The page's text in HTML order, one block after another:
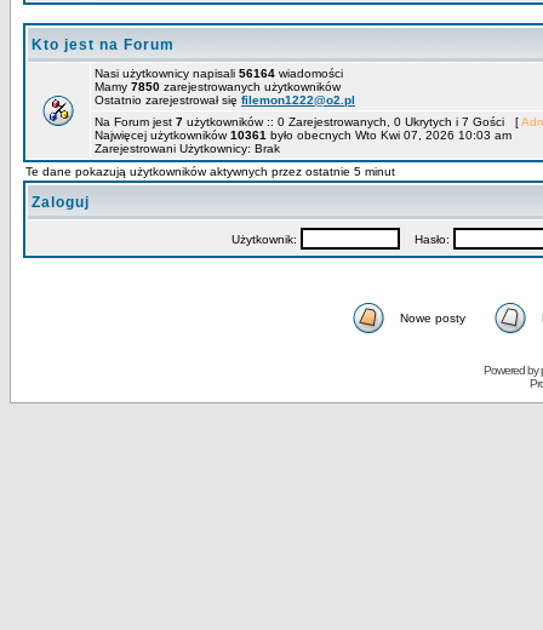
Kto jest na Forum
Nasi użytkownicy napisali 56164 wiadomości
Mamy 7850 zarejestrowanych użytkowników
Ostatnio zarejestrował się filemon1222@o2.pl
Na Forum jest 7 użytkowników :: 0 Zarejestrowanych, 0 Ukrytych i 7 Gości [
Najwięcej użytkowników10361 było obecnych Wto Kwi 07, 2026 10:03 am
Zarejestrowani Użytkownicy: Brak
Te dane pokazują użytkowników aktywnych przez ostatnie 5 minut
Zaloguj
Użytkownik: Hasło:
Nowe posty
Powered by